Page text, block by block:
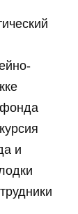
фонда
и